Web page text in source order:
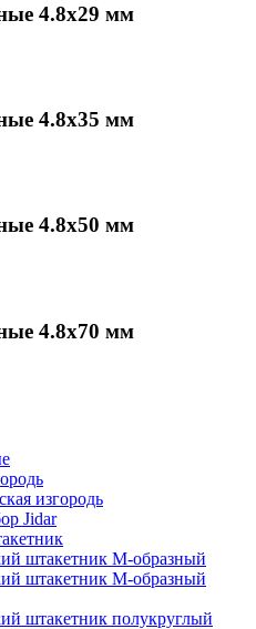
4.8х29 мм
4.8х35 мм
4.8х50 мм
4.8х70 мм
изгородь
Jidar
штакетник М-образный
штакетник М-образный
штакетник полукруглый